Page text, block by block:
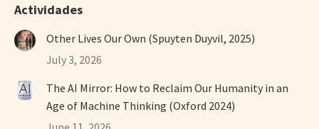
Actividades
Other Lives Our Own (Spuyten Duyvil, 2025)
July 3, 2026
The AI Mirror: How to Reclaim Our Humanity in an
Age of Machine Thinking (Oxford 2024)